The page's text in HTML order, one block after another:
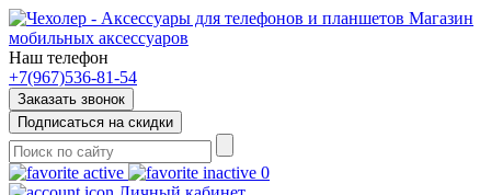
Магазин
мобильных аксессуаров
Наш телефон
+7(967)536-81-54
Заказать звонок
Подписаться на скидки
0